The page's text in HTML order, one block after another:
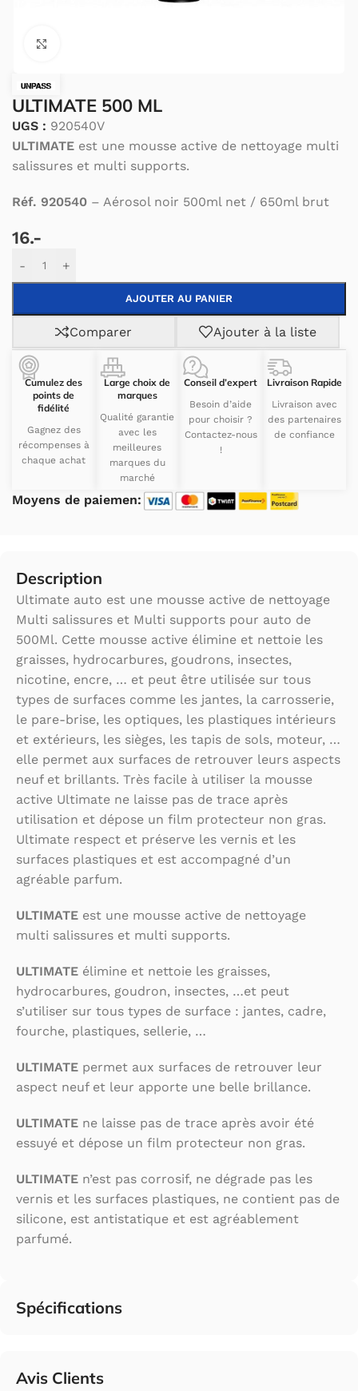
ULTIMATE 500 ML
UGS : 920540V
ULTIMATE est une mousse active de nettoyage multi
salissures et multi supports.
Réf. 920540 – Aérosol noir 500ml net / 650ml brut
16.-
- +
AJOUTER AU PANIER
Alternative:
Comparer Ajouter à la liste
Cumulez des
points de
fidélité
Gagnez des
récompenses à
chaque achat
Large choix de
marques
Qualité garantie
avec les
meilleures
marques du
marché
Conseil d’expert
Besoin d’aide
pour choisir ?
Contactez-nous
!
Livraison Rapide
Livraison avec
des partenaires
de confiance
Moyens de paiemen:
Description
Ultimate auto est une mousse active de nettoyage
Multi salissures et Multi supports pour auto de
500Ml. Cette mousse active élimine et nettoie les
graisses, hydrocarbures, goudrons, insectes,
nicotine, encre, … et peut être utilisée sur tous
types de surfaces comme les jantes, la carrosserie,
le pare-brise, les optiques, les plastiques intérieurs
et extérieurs, les sièges, les tapis de sols, moteur, …
elle permet aux surfaces de retrouver leurs aspects
neuf et brillants. Très facile à utiliser la mousse
active Ultimate ne laisse pas de trace après
utilisation et dépose un film protecteur non gras.
Ultimate respect et préserve les vernis et les
surfaces plastiques et est accompagné d’un
agréable parfum.
ULTIMATE est une mousse active de nettoyage
multi salissures et multi supports.
ULTIMATE élimine et nettoie les graisses,
hydrocarbures, goudron, insectes, …et peut
s’utiliser sur tous types de surface : jantes, cadre,
fourche, plastiques, sellerie, …
ULTIMATE permet aux surfaces de retrouver leur
aspect neuf et leur apporte une belle brillance.
ULTIMATE ne laisse pas de trace après avoir été
essuyé et dépose un film protecteur non gras.
ULTIMATE n’est pas corrosif, ne dégrade pas les
vernis et les surfaces plastiques, ne contient pas de
silicone, est antistatique et est agréablement
parfumé.
Spécifications
Avis Clients